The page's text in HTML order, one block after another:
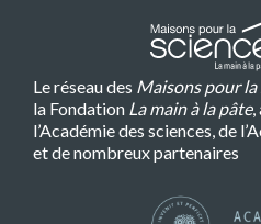
Le réseau des Maisons pour la
la Fondation La main à la pâte,
l’Académie des sciences, de
et de nombreux partenaires